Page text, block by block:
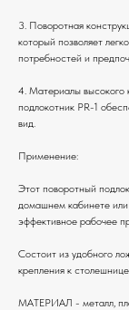
3. Поворотная
который позволяет
потребностей и
4. Материалы высокого
подлокотник PR-1
вид.
Применение:
Этот поворотный
домашнем кабинете
эффективное рабочее
Состоит из удобного
крепления к
МАТЕРИАЛ - металл,